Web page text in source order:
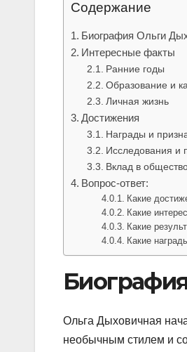
Содержание
Биография Ольги
Интересные факты
Ранние годы
Образование и
Личная жизнь
Достижения
Награды и
Исследования и
Вклад в
Вопрос-ответ:
Какие
Какие
Какие
Какие
Ольга Дыховичная
необычным стилем и